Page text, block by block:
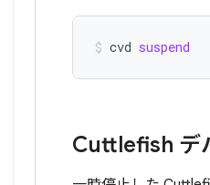
cvd suspend
Cuttlefish デ